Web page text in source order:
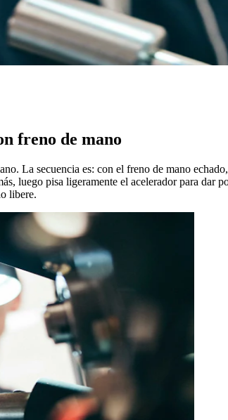
freno de mano
La secuencia es: con el freno de mano
luego pisa ligeramente el acelerador para dar
libere.